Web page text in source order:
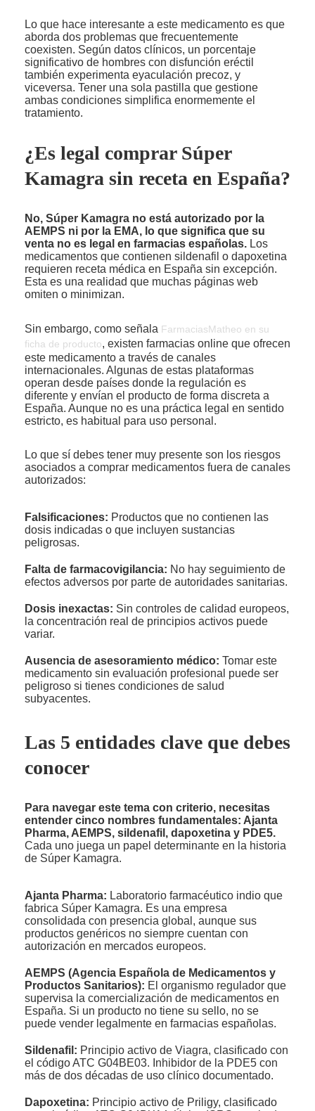
Lo que hace interesante a este medicamento es que
aborda dos problemas que frecuentemente
coexisten. Según datos clínicos, un porcentaje
significativo de hombres con disfunción eréctil
también experimenta eyaculación precoz, y
viceversa. Tener una sola pastilla que gestione
ambas condiciones simplifica enormemente el
tratamiento.
¿Es legal comprar Súper
Kamagra sin receta en España?
No, Súper Kamagra no está autorizado por la
AEMPS ni por la EMA, lo que significa que su
venta no es legal en farmacias españolas. Los
medicamentos que contienen sildenafil o dapoxetina
requieren receta médica en España sin excepción.
Esta es una realidad que muchas páginas web
omiten o minimizan.
Sin embargo, como señala FarmaciasMatheo en su
ficha de producto, existen farmacias online que ofrecen
este medicamento a través de canales
internacionales. Algunas de estas plataformas
operan desde países donde la regulación es
diferente y envían el producto de forma discreta a
España. Aunque no es una práctica legal en sentido
estricto, es habitual para uso personal.
Lo que sí debes tener muy presente son los riesgos
asociados a comprar medicamentos fuera de canales
autorizados:
Falsificaciones: Productos que no contienen las
dosis indicadas o que incluyen sustancias
peligrosas.
Falta de farmacovigilancia: No hay seguimiento de
efectos adversos por parte de autoridades sanitarias.
Dosis inexactas: Sin controles de calidad europeos,
la concentración real de principios activos puede
variar.
Ausencia de asesoramiento médico: Tomar este
medicamento sin evaluación profesional puede ser
peligroso si tienes condiciones de salud
subyacentes.
Las 5 entidades clave que debes
conocer
Para navegar este tema con criterio, necesitas
entender cinco nombres fundamentales: Ajanta
Pharma, AEMPS, sildenafil, dapoxetina y PDE5.
Cada uno juega un papel determinante en la historia
de Súper Kamagra.
Ajanta Pharma: Laboratorio farmacéutico indio que
fabrica Súper Kamagra. Es una empresa
consolidada con presencia global, aunque sus
productos genéricos no siempre cuentan con
autorización en mercados europeos.
AEMPS (Agencia Española de Medicamentos y
Productos Sanitarios): El organismo regulador que
supervisa la comercialización de medicamentos en
España. Si un producto no tiene su sello, no se
puede vender legalmente en farmacias españolas.
Sildenafil: Principio activo de Viagra, clasificado con
el código ATC G04BE03. Inhibidor de la PDE5 con
más de dos décadas de uso clínico documentado.
Dapoxetina: Principio activo de Priligy, clasificado